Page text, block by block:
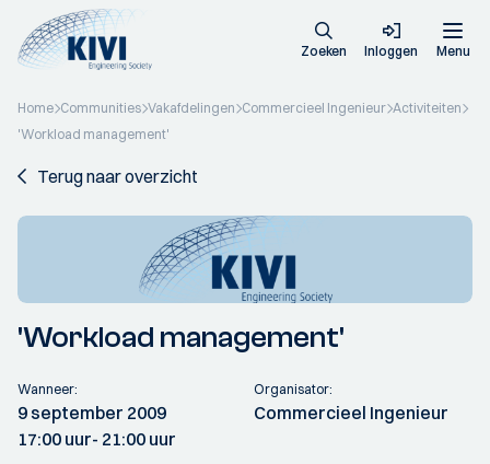
Zoeken Inloggen Menu
Home Communities Vakafdelingen Commercieel Ingenieur Activiteiten
'Workload management'
Terug naar overzicht
'Workload management'
Wanneer:
9 september 2009
17:00 uur- 21:00 uur
Organisator:
Commercieel Ingenieur